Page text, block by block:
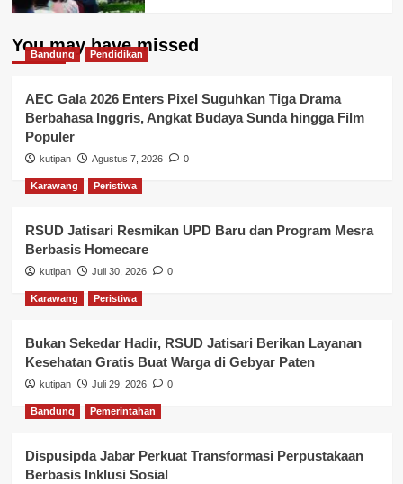
You may have missed
Bandung Pendidikan
AEC Gala 2026 Enters Pixel Suguhkan Tiga Drama
Berbahasa Inggris, Angkat Budaya Sunda hingga Film
Populer
kutipan Agustus 7, 2026 0
Karawang Peristiwa
RSUD Jatisari Resmikan UPD Baru dan Program Mesra
Berbasis Homecare
kutipan Juli 30, 2026 0
Karawang Peristiwa
Bukan Sekedar Hadir, RSUD Jatisari Berikan Layanan
Kesehatan Gratis Buat Warga di Gebyar Paten
kutipan Juli 29, 2026 0
Bandung Pemerintahan
Dispusipda Jabar Perkuat Transformasi Perpustakaan
Berbasis Inklusi Sosial